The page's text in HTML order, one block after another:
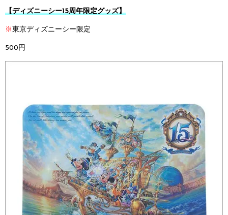
【ディズニーシー15周年限定グッズ】
※東京ディズニーシー限定
500円